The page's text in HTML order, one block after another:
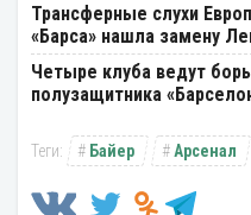
Трансферные слухи
«Барса» нашла замену
Четыре клуба ведут
полузащитника
Байер Арсенал